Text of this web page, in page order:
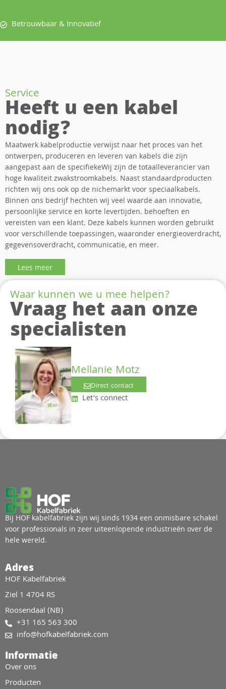
Betrouwbaar & Innovatief
Service
Heeft u een kabel
nodig?
Maatwerk kabelproductie verwijst naar het proces van het
ontwerpen, produceren en leveren van kabels die zijn
aangepast aan de specifiekeWij zijn de totaalleverancier van
hoge kwaliteit zwakstroomkabels. Naast standaardproducten
richten wij ons ook op de nichemarkt voor speciaalkabels.
Binnen ons bedrijf hechten wij veel waarde aan innovatie,
persoonlijke service en korte levertijden. behoeften en
vereisten van een klant. Deze kabels kunnen worden gebruikt
voor verschillende toepassingen, waaronder energieoverdracht,
gegevensoverdracht, communicatie, en meer.
Lees meer
Waar kunnen we u mee helpen?
Vraag het aan onze
specialisten
Mellanie Motz
Direct contact
Let's connect
Bij HOF kabelfabriek zijn wij sinds 1934 een onmisbare schakel
voor professionals in zeer uiteenlopende industrieën over de
hele wereld.
Adres
HOF Kabelfabriek
Ziel 1 4704 RS
Roosendaal (NB)
+31 165 563 300
info@hofkabelfabriek.com
Informatie
Over ons
Producten